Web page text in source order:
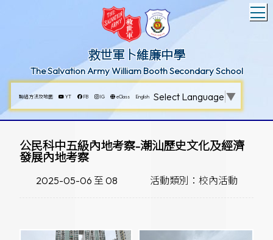
救世軍卜維廉中學
The Salvation Army William Booth Secondary School
聯絡方法及地圖 YT FB IG eClass English Select Language ▼
公民科中五級內地考察-潮汕歷史文化及經濟
發展內地考察
2025-05-06 至 08 活動類別：校內活動